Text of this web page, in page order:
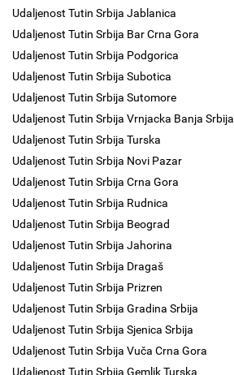
Udaljenost Tutin Srbija Jablanica
Udaljenost Tutin Srbija Bar Crna Gora
Udaljenost Tutin Srbija Podgorica
Udaljenost Tutin Srbija Subotica
Udaljenost Tutin Srbija Sutomore
Udaljenost Tutin Srbija Vrnjacka Banja Srbija
Udaljenost Tutin Srbija Turska
Udaljenost Tutin Srbija Novi Pazar
Udaljenost Tutin Srbija Crna Gora
Udaljenost Tutin Srbija Rudnica
Udaljenost Tutin Srbija Beograd
Udaljenost Tutin Srbija Jahorina
Udaljenost Tutin Srbija Dragaš
Udaljenost Tutin Srbija Prizren
Udaljenost Tutin Srbija Gradina Srbija
Udaljenost Tutin Srbija Sjenica Srbija
Udaljenost Tutin Srbija Vuča Crna Gora
Udaljenost Tutin Srbija Gemlik Turska